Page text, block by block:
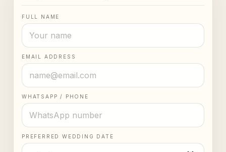
FULL NAME
EMAIL ADDRESS
WHATSAPP / PHONE
PREFERRED WEDDING DATE